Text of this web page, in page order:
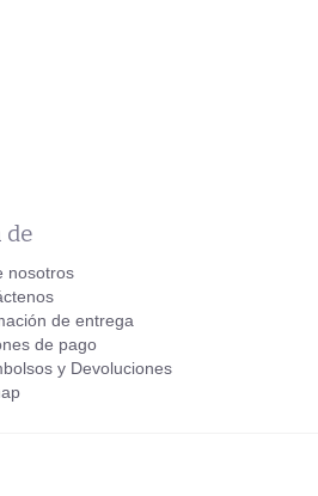
de
nosotros
de entrega
de pago
y Devoluciones